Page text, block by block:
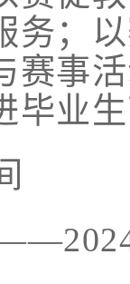
务；
赛事
毕业